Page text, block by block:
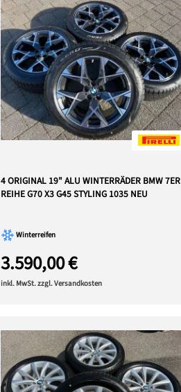
4 ORIGINAL 19" ALU WINTERRÄDER BMW 7ER
REIHE G70 X3 G45 STYLING 1035 NEU
Winterreifen
3.590,00 €
inkl. MwSt. zzgl. Versandkosten